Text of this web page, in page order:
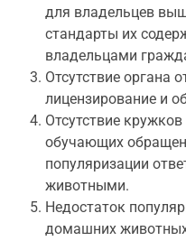
для владельцев
стандарты их
владельцами
Отсутствие органа
лицензирование и
Отсутствие
обучающих
популяризации
животными.
Недостаток
домашних